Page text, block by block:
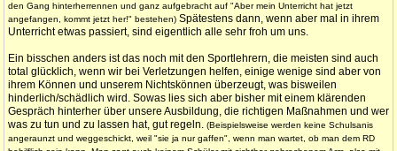
den Gang hinterherrennen und ganz aufgebracht auf "Aber mein Unterricht hat jetzt
angefangen, kommt jetzt her!" bestehen) Spätestens dann, wenn aber mal in ihrem
Unterricht etwas passiert, sind eigentlich alle sehr froh um uns.
Ein bisschen anders ist das noch mit den Sportlehrern, die meisten sind auch
total glücklich, wenn wir bei Verletzungen helfen, einige wenige sind aber von
ihrem Können und unserem Nichtskönnen überzeugt, was bisweilen
hinderlich/schädlich wird. Sowas lies sich aber bisher mit einem klärenden
Gespräch hinterher über unsere Ausbildung, die richtigen Maßnahmen und wer
was zu tun und zu lassen hat, gut regeln. (Beispielsweise werden keine Schulsanis
angeraunzt und weggeschickt, weil "sie ja nur gaffen", wenn man wartet, ob man dem RD